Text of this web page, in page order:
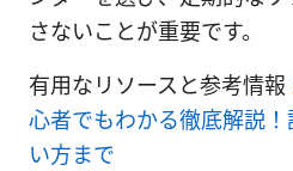
さないことが重要です。
有用なリソースと参考情報
心者でもわかる徹底解説！
い方まで